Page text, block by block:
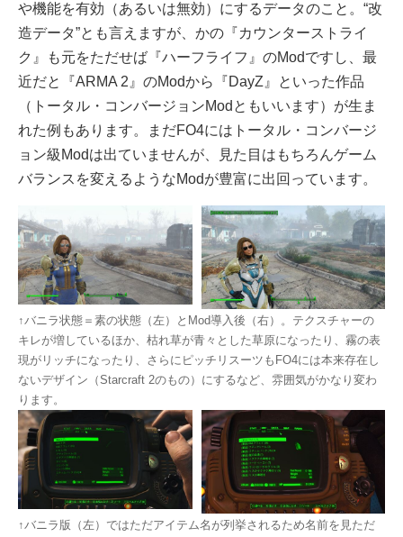
や機能を有効（あるいは無効）にするデータのこと。“改
造データ”とも言えますが、かの『カウンターストライ
ク』も元をただせば『ハーフライフ』のModですし、最
近だと『ARMA 2』のModから『DayZ』といった作品
（トータル・コンバージョンModともいいます）が生ま
れた例もあります。まだFO4にはトータル・コンバージ
ョン級Modは出ていませんが、見た目はもちろんゲーム
バランスを変えるようなModが豊富に出回っています。
↑バニラ状態＝素の状態（左）とMod導入後（右）。テクスチャーの
キレが増しているほか、枯れ草が青々とした草原になったり、霧の表
現がリッチになったり、さらにピッチリスーツもFO4には本来存在し
ないデザイン（Starcraft 2のもの）にするなど、雰囲気がかなり変わ
ります。
↑バニラ版（左）ではただアイテム名が列挙されるため名前を見ただ